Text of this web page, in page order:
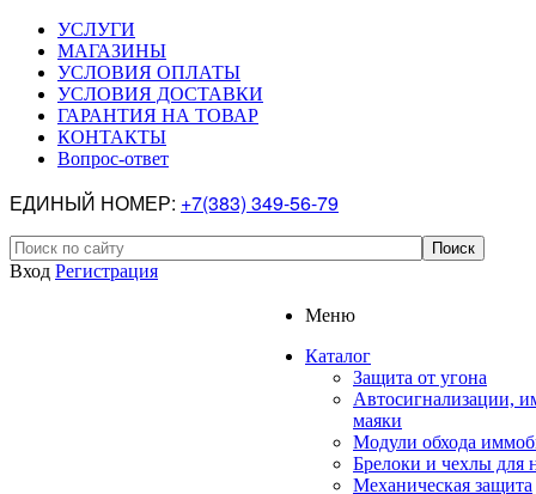
УСЛУГИ
МАГАЗИНЫ
УСЛОВИЯ ОПЛАТЫ
УСЛОВИЯ ДОСТАВКИ
ГАРАНТИЯ НА ТОВАР
КОНТАКТЫ
Вопрос-ответ
ЕДИНЫЙ НОМЕР: +7(383) 349-56-79
Вход Регистрация
Меню
Каталог
Защита от угона
Автосигнализации,
маяки
Модули обхода
Брелоки и чехлы для
Механическая защита